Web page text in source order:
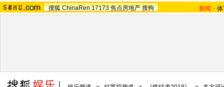
搜狐 ChinaRen 17173 焦点房地产 搜狗 新闻 -